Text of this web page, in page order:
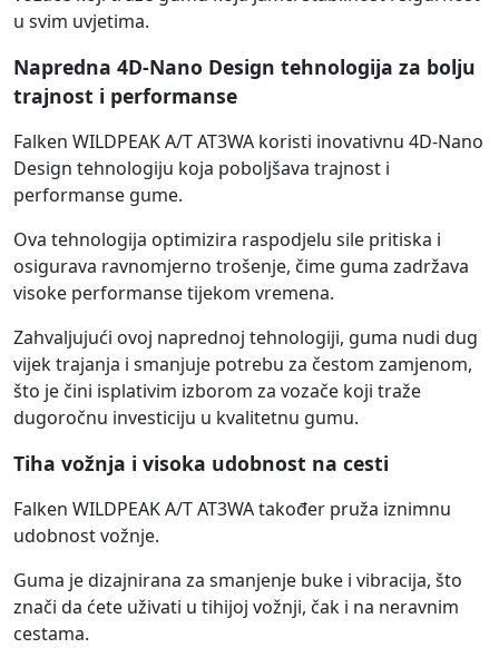
u svim uvjetima.
Napredna 4D-Nano Design tehnologija za bolju
trajnost i performanse
Falken WILDPEAK A/T AT3WA koristi inovativnu 4D-Nano
Design tehnologiju koja poboljšava trajnost i
performanse gume.
Ova tehnologija optimizira raspodjelu sile pritiska i
osigurava ravnomjerno trošenje, čime guma zadržava
visoke performanse tijekom vremena.
Zahvaljujući ovoj naprednoj tehnologiji, guma nudi dug
vijek trajanja i smanjuje potrebu za čestom zamjenom,
što je čini isplativim izborom za vozače koji traže
dugoročnu investiciju u kvalitetnu gumu.
Tiha vožnja i visoka udobnost na cesti
Falken WILDPEAK A/T AT3WA također pruža iznimnu
udobnost vožnje.
Guma je dizajnirana za smanjenje buke i vibracija, što
znači da ćete uživati u tihijoj vožnji, čak i na neravnim
cestama.